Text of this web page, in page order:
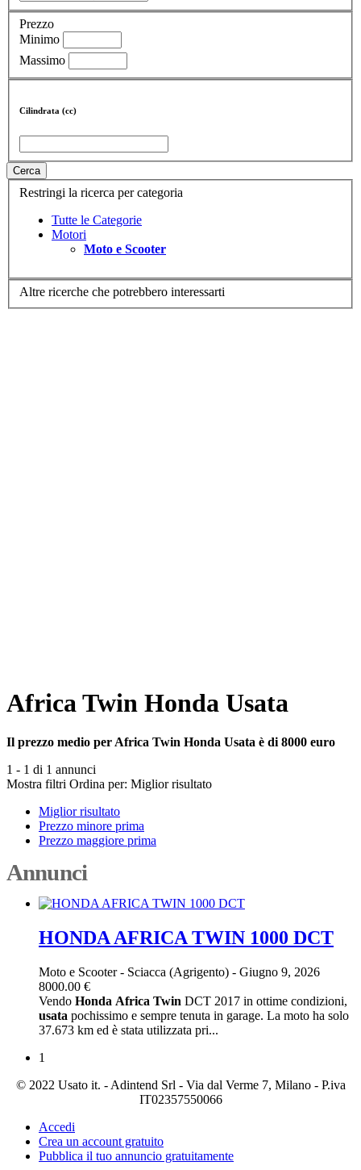
Prezzo
Minimo
Massimo
Cilindrata (cc)
Cerca
Restringi la ricerca per categoria
Tutte le Categorie
Motori
Moto e Scooter
Altre ricerche che potrebbero interessarti
Africa Twin Honda Usata
Il prezzo medio per Africa Twin Honda Usata è di 8000 euro
1 - 1 di 1 annunci
Mostra filtri Ordina per: Miglior risultato
Miglior risultato
Prezzo minore prima
Prezzo maggiore prima
Annunci
HONDA AFRICA TWIN 1000 DCT
Moto e Scooter- Sciacca (Agrigento) - Giugno 9, 2026
8000.00 €
Vendo Honda Africa Twin DCT 2017 in ottime condizioni,
usata pochissimo e sempre tenuta in garage. La moto ha solo
37.673 km ed è stata utilizzata pri...
1
© 2022 Usato it. - Adintend Srl - Via dal Verme 7, Milano - P.iva
IT02357550066
Accedi
Crea un account gratuito
Pubblica il tuo annuncio gratuitamente